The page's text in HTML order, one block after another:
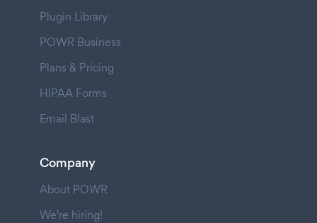
Plugin Library
POWR Business
Plans & Pricing
HIPAA Forms
Email Blast
Company
About POWR
We're hiring!